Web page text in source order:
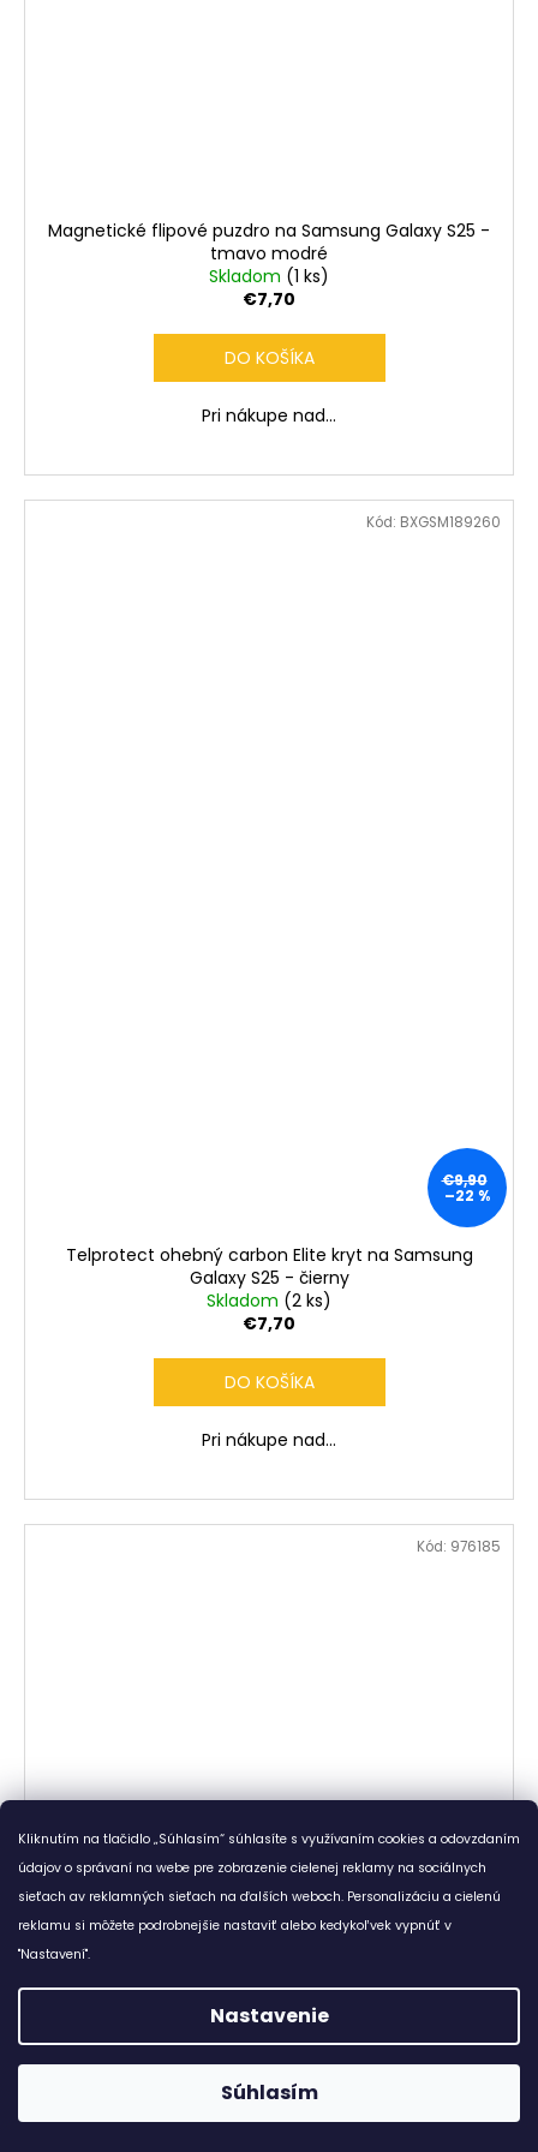
Kliknutím na tlačidlo „Súhlasím“ súhlasíte s využívaním cookies a odovzdaním
údajov o správaní na webe pre zobrazenie cielenej reklamy na sociálnych
sieťach av reklamných sieťach na ďalších weboch. Personalizáciu a cielenú
reklamu si môžete podrobnejšie nastaviť alebo kedykoľvek vypnúť v
"Nastavení".
Nastavenie
Súhlasím
Magnetické flipové puzdro na Samsung Galaxy S25 -
tmavo modré
Skladom (1 ks)
€7,70
DO KOŠÍKA
Pri nákupe nad...
€9,90
–22 %
Telprotect ohebný carbon Elite kryt na Samsung
Galaxy S25 - čierny
Skladom (2 ks)
€7,70
DO KOŠÍKA
Pri nákupe nad...
Kód: BXGSM189260
Kód: 976185